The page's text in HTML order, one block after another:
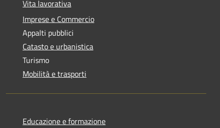
Vita lavorativa
Imprese e Commercio
Appalti pubblici
Catasto e urbanistica
Turismo
Mobilità e trasporti
Educazione e formazione